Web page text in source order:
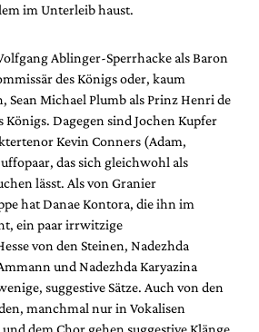
im Unterleib haust.
Ablinger-Sperrhacke als Baron
des Königs oder, kaum
Sean Michael Plumb als Prinz Henri de
Königs. Dagegen sind Jochen Kupfer
Kevin Conners (Adam,
das sich gleichwohl als
lässt. Als von Granier
hat Danae Kontora, die ihn im
ein paar irrwitzige
von den Steinen, Nadezhda
und Nadezhda Karyazina
suggestive Sätze. Auch von den
manchmal nur in Vokalisen
dem Chor gehen suggestive Klänge